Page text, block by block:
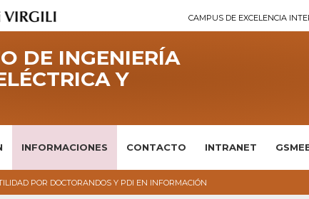
CAMPUS DE EXCELENCIA
DE INGENIERÍA
Y
INFORMACIONES CONTACTO INTRANET
POR DOCTORANDOS Y PDI EN INFORMACIÓN